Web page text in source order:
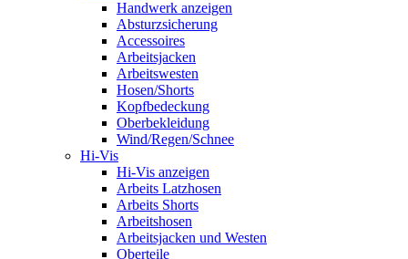
Handwerk anzeigen
Absturzsicherung
Accessoires
Arbeitsjacken
Arbeitswesten
Hosen/Shorts
Kopfbedeckung
Oberbekleidung
Wind/Regen/Schnee
Hi-Vis
Hi-Vis anzeigen
Arbeits Latzhosen
Arbeits Shorts
Arbeitshosen
Arbeitsjacken und Westen
Oberteile